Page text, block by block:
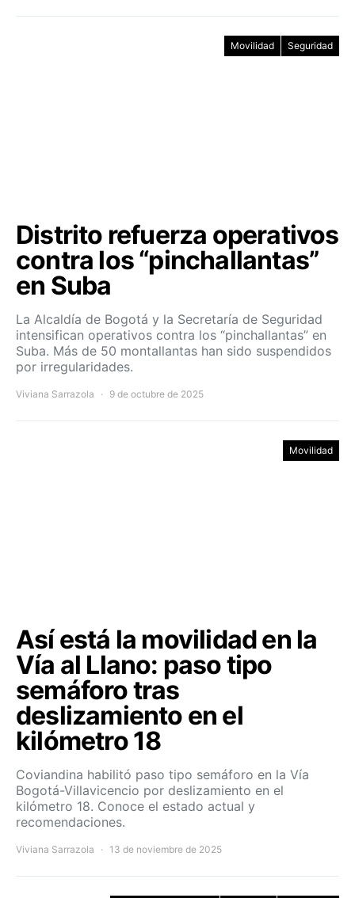
Movilidad Seguridad
Distrito refuerza operativos
contra los “pinchallantas”
en Suba
La Alcaldía de Bogotá y la Secretaría de Seguridad
intensifican operativos contra los “pinchallantas” en
Suba. Más de 50 montallantas han sido suspendidos
por irregularidades.
Viviana Sarrazola 9 de octubre de 2025
Movilidad
Así está la movilidad en la
Vía al Llano: paso tipo
semáforo tras
deslizamiento en el
kilómetro 18
Coviandina habilitó paso tipo semáforo en la Vía
Bogotá-Villavicencio por deslizamiento en el
kilómetro 18. Conoce el estado actual y
recomendaciones.
Viviana Sarrazola 13 de noviembre de 2025